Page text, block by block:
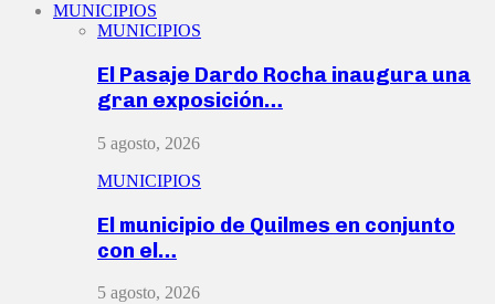
MUNICIPIOS
MUNICIPIOS
El Pasaje Dardo Rocha inaugura una
gran exposición…
5 agosto, 2026
MUNICIPIOS
El municipio de Quilmes en conjunto
con el…
5 agosto, 2026